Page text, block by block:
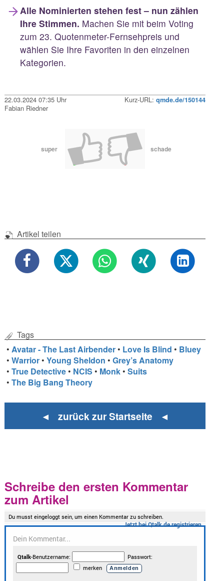
Alle Nominierten stehen fest – nun zählen
Ihre Stimmen. Machen Sie mit beim Voting
zum 23. Quotenmeter-Fernsehpreis und
wählen Sie Ihre Favoriten in den einzelnen
Kategorien.
22.03.2024 07:35 Uhr Kurz-URL: qmde.de/150144
Fabian Riedner
super schade
Artikel teilen
Tags
•Avatar - The Last Airbender • Love Is Blind • Bluey
•Warrior •Young Sheldon •Grey’s Anatomy
•True Detective • NCIS • Monk •Suits
•The Big Bang Theory
◄ zurück zur Startseite ◄
Schreibe den ersten Kommentar
zum Artikel